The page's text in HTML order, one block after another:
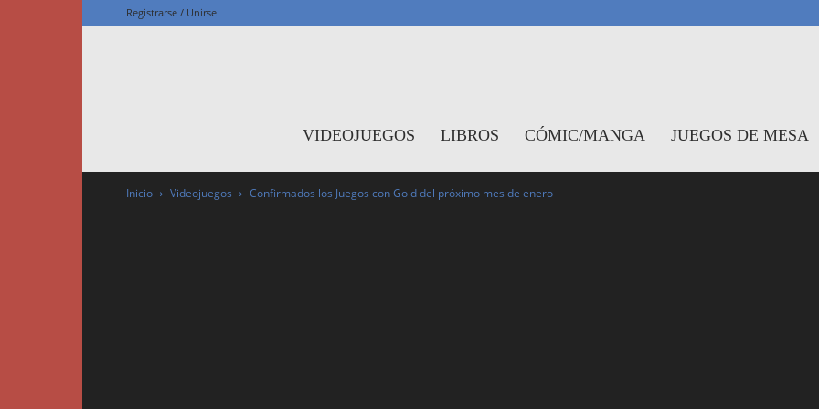
Registrarse / Unirse
VIDEOJUEGOS LIBROS CÓMIC/MANGA JUEGOS DE MESA
Inicio Videojuegos Confirmados los Juegos con Gold del próximo mes de enero